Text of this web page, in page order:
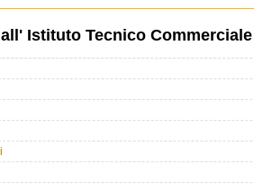
Istituto Tecnico